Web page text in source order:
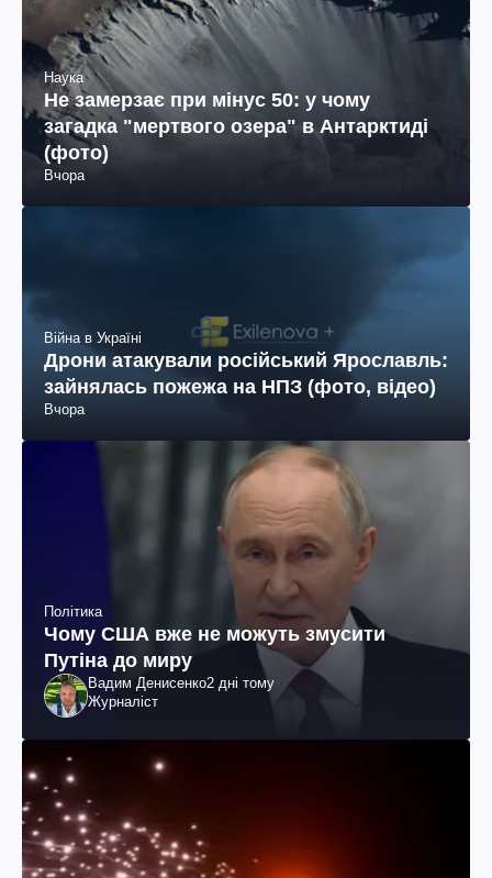
Наука
Не замерзає при мінус 50: у чому
загадка "мертвого озера" в Антарктиді
(фото)
Вчора
Війна в Україні
Дрони атакували російський Ярославль:
зайнялась пожежа на НПЗ (фото, відео)
Вчора
Політика
Чому США вже не можуть змусити
Путіна до миру
Вадим Денисенко2 дні тому
Журналіст